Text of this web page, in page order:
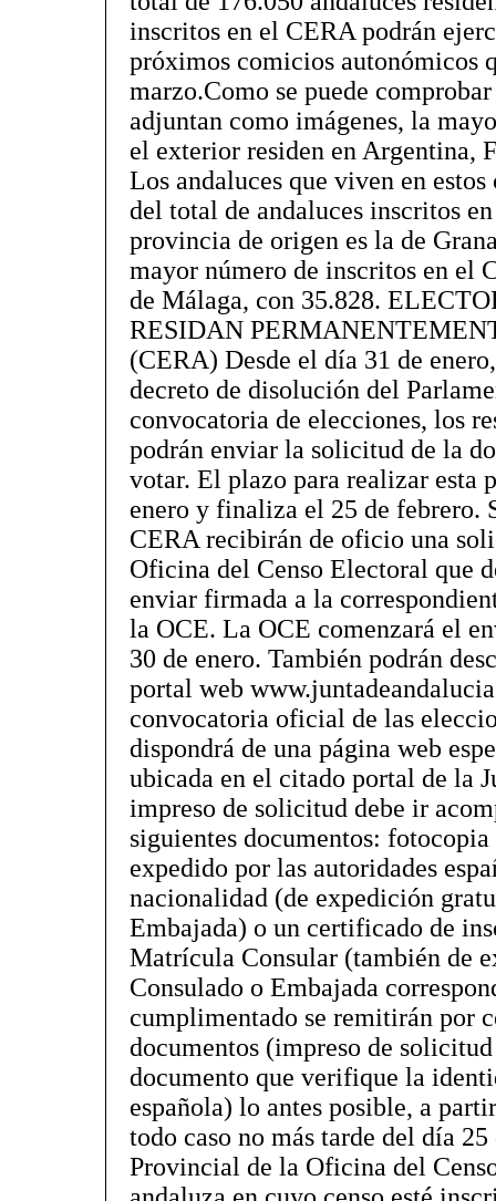
inscritos en el CERA podrán
próximos comicios autonómicos
marzo.Como se puede
adjuntan como imágenes, la
el exterior residen en Argentina,
Los andaluces que viven en
del total de andaluces inscritos
provincia de origen es la de
mayor número de inscritos en el
de Málaga, con 35.828.
RESIDAN
(CERA) Desde el día 31 de
decreto de disolución del
convocatoria de elecciones, los
podrán enviar la solicitud de la
votar. El plazo para realizar esta
enero y finaliza el 25 de febrero.
CERA recibirán de oficio una
Oficina del Censo Electoral que
enviar firmada a la
la OCE. La OCE comenzará el
30 de enero. También podrán
portal web
convocatoria oficial de las
dispondrá de una página web
ubicada en el citado portal de la
impreso de solicitud debe ir
siguientes documentos:
expedido por las autoridades
nacionalidad (de expedición
Embajada) o un certificado de
Matrícula Consular (también de
Consulado o Embajada
cumplimentado se remitirán por
documentos (impreso de
documento que verifique la
española) lo antes posible, a
todo caso no más tarde del día
Provincial de la Oficina del